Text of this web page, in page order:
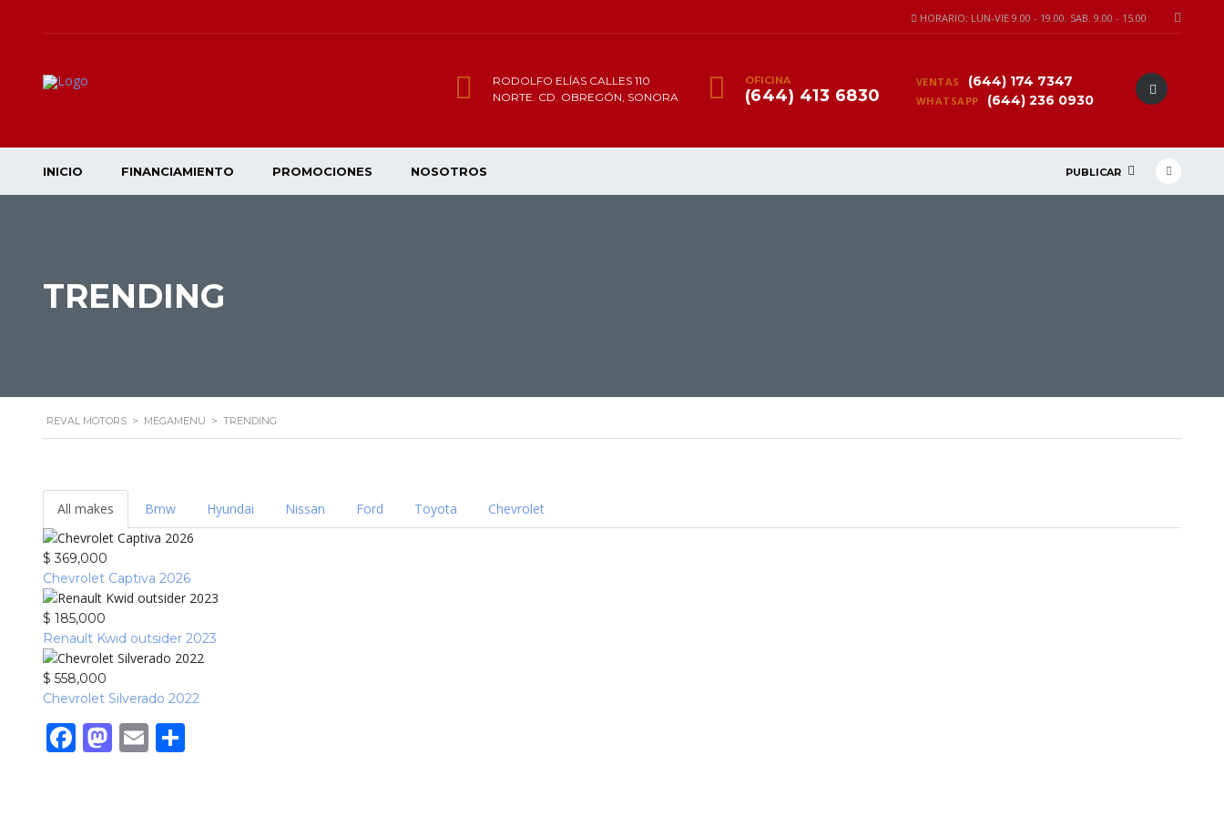
HORARIO: LUN-VIE 9.00 - 19.00. SAB. 9.00 - 15.00
VENTAS (644) 174 7347
WHATSAPP (644) 236 0930
OFICINA
(644) 413 6830
RODOLFO ELÍAS CALLES 110
NORTE. CD. OBREGÓN, SONORA
PUBLICAR
INICIO FINANCIAMIENTO PROMOCIONES NOSOTROS
TRENDING
REVAL MOTORS > MEGAMENU > TRENDING
All makes Bmw Hyundai Nissan Ford Toyota Chevrolet
$ 369,000
Chevrolet Captiva 2026
$ 185,000
Renault Kwid outsider 2023
$ 558,000
Chevrolet Silverado 2022
Facebook
Mastodon
Email